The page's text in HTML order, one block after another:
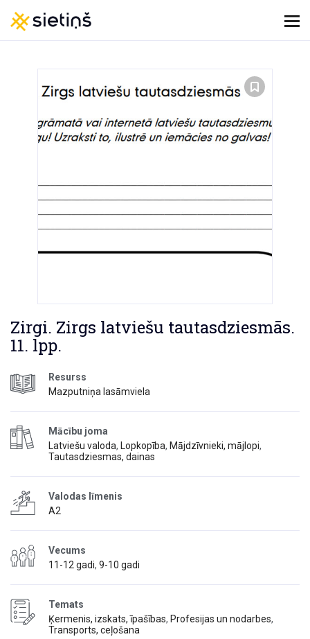
Zirgi. Zirgs latviešu tautasdziesmās.
11. lpp.
Resurss
Mazputniņa lasāmviela
Mācību joma
Latviešu valoda, Lopkopība, Mājdzīvnieki, mājlopi,
Tautasdziesmas, dainas
Valodas līmenis
A2
Vecums
11-12 gadi, 9-10 gadi
Temats
Ķermenis, izskats, īpašības, Profesijas un nodarbes,
Transports, ceļošana